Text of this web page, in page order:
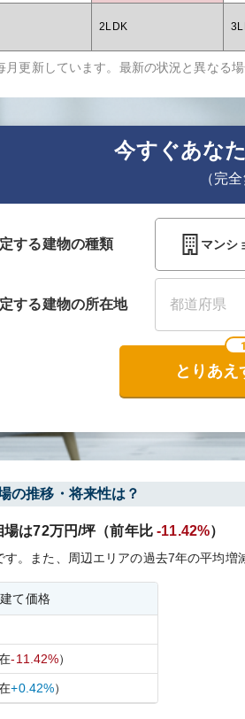
2LDK
更新しています。最新の状況と異なる場
今すぐあな
（完
する建物の種類 マンシ
する建物の所在地
とりあえ
の推移・将来性は？
場は72万円/坪（前年比 -11.42%）
す。 また、周辺エリアの過去7年の平均増
て価格
-11.42%）
+0.42%）